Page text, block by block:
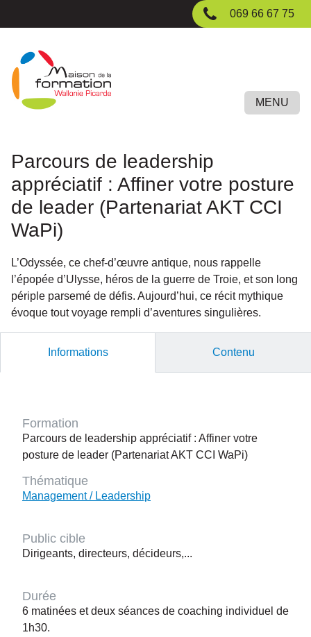
principal
069 66 67 75
MENU
Parcours de leadership
appréciatif : Affiner votre posture
de leader (Partenariat AKT CCI
WaPi)
L’Odyssée, ce chef-d’œuvre antique, nous rappelle
l’épopée d’Ulysse, héros de la guerre de Troie, et son long
périple parsemé de défis. Aujourd’hui, ce récit mythique
évoque tout voyage rempli d’aventures singulières.
Informations Contenu
Formation
Parcours de leadership appréciatif : Affiner votre
posture de leader (Partenariat AKT CCI WaPi)
Thématique
Management / Leadership
Public cible
Dirigeants, directeurs, décideurs,...
Durée
6 matinées et deux séances de coaching individuel de
1h30.